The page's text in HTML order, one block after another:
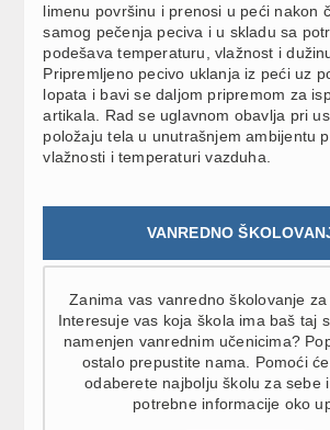
limenu površinu i prenosi u peći nakon
samog pečenja peciva i u skladu sa
podešava temperaturu, vlažnost i
Pripremljeno pecivo uklanja iz peći uz
lopata i bavi se daljom pripremom za
artikala. Rad se uglavnom obavlja pri
položaju tela u unutrašnjem ambijentu
vlažnosti i temperaturi vazduha.
VANREDNO
Zanima vas vanredno školovanje
Interesuje vas koja škola ima baš taj
namenjen vanrednim učenicima?
ostalo prepustite nama. Pomoći
odaberete najbolju školu za sebe
potrebne informacije oko